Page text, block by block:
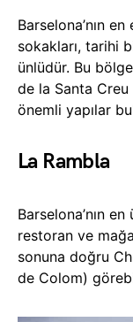
Barselona’nın
sokakları, tarihi
ünlüdür. Bu
de la Santa
önemli yapılar
La Rambla
Barselona’nın
restoran ve
sonuna doğru
de Colom)